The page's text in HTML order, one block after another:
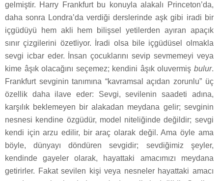
gelmiştir. Harry Frankfurt bu konuyla alakalı Princeton’da,
daha sonra Londra’da verdiği derslerinde aşk gibi iradi bir
içgüdüyü hem akli hem bilişsel yetilerden ayıran apaçık
sınır çizgilerini özetliyor. İradi olsa bile içgüdüsel olmakla
sevgi icbar eder. İnsan çocuklarını sevip sevmemeyi veya
kime âşık olacağını seçemez; kendini âşık oluvermiş bulur.
Frankfurt sevginin tanımına “kavramsal açıdan zorunlu” üç
özellik daha ilave eder: Sevgi, sevilenin saadeti adına,
karşılık beklemeyen bir alakadan meydana gelir; sevginin
nesnesi kendine özgüdür, model niteliğinde değildir; sevgi
kendi için arzu edilir, bir araç olarak değil. Ama öyle ama
böyle, dünyayı döndüren sevgidir; sevdiğimiz şeyler,
kendinde gayeler olarak, hayattaki amacımızı meydana
getirirler. Fakat sevilen kişi veya nesneler hayattaki amacı